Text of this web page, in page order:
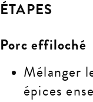
ÉTAPES
Porc effiloché
Mélanger
épices